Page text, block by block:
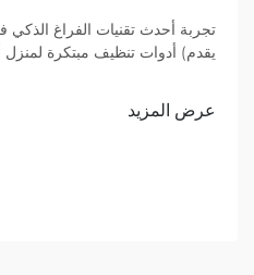
يقدم) أدوات تنظيف مبتكرة لمنزل
عرض المزيد